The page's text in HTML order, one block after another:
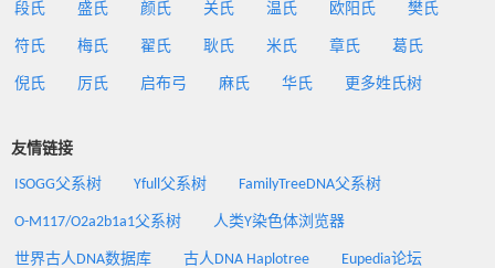
段氏 盛氏 颜氏 关氏 温氏 欧阳氏 樊氏
符氏 梅氏 翟氏 耿氏 米氏 章氏 葛氏
倪氏 厉氏 启布弓 麻氏 华氏 更多姓氏树
友情链接
ISOGG父系树 Yfull父系树 FamilyTreeDNA父系树
O-M117/O2a2b1a1父系树 人类Y染色体浏览器
世界古人DNA数据库 古人DNA Haplotree Eupedia论坛